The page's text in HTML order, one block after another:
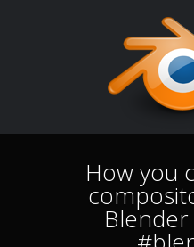
How you